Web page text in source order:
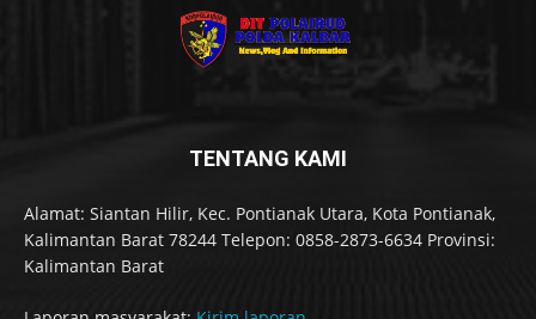
TENTANG KAMI
Alamat: Siantan Hilir, Kec. Pontianak Utara, Kota Pontianak,
Kalimantan Barat 78244 Telepon: 0858-2873-6634 Provinsi:
Kalimantan Barat